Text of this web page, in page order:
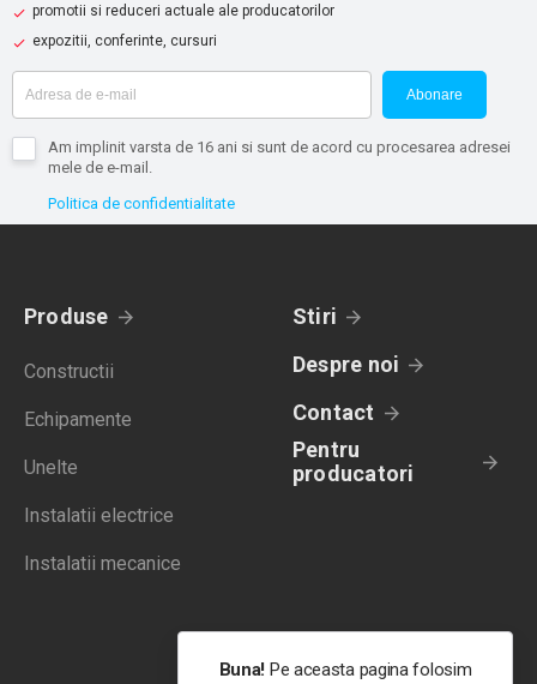
promotii si reduceri actuale ale producatorilor
expozitii, conferinte, cursuri
Abonare
Am implinit varsta de 16 ani si sunt de acord cu procesarea adresei
mele de e-mail.
Politica de confidentialitate
Produse
Constructii
Echipamente
Unelte
Instalatii electrice
Instalatii mecanice
Stiri
Despre noi
Contact
Pentru
producatori
Buna! Pe aceasta pagina folosim